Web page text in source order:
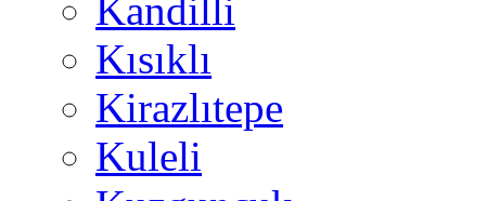
Kandilli
Kısıklı
Kirazlıtepe
Kuleli